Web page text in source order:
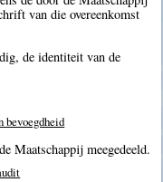
van die overeenkomst
de identiteit van de
bevoegdheid
Maatschappij meegedeeld.